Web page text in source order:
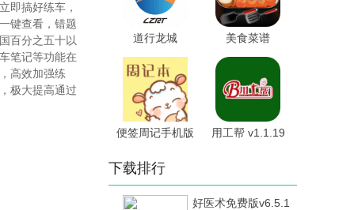
即搞好练车，
键查看，错题
百分之五十以
笔记等功能在
高效加强练
极大提高通过
道行龙城
4.4.3.003安卓
版
美食菜谱
v1.7.8.3 安卓版
便签周记手机版
用工帮 v1.1.19
下载排行
好医术免费版v6.5.1